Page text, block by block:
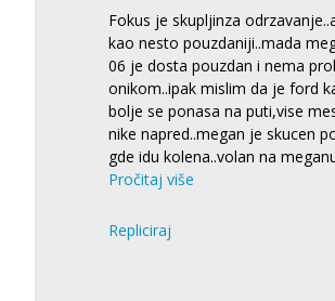
Fokus je skupljinza
kao nesto pouzdaniji..mada
06 je dosta pouzdan i nema
onikom..ipak mislim da je ford
bolje se ponasa na puti,vise
nike napred..megan je skucen
gde idu kolena..volan na
Pročitaj više
Repliciraj